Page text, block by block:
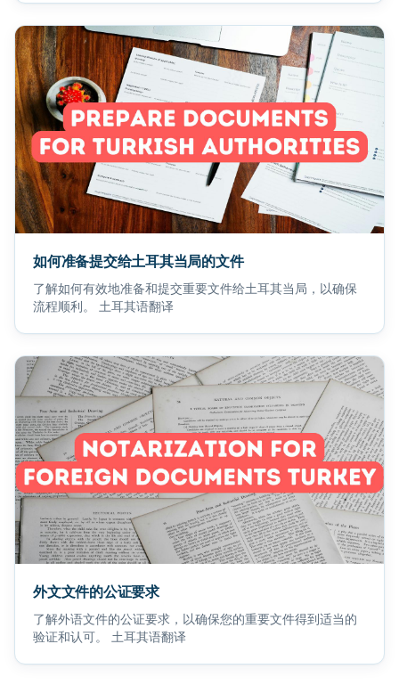
如何准备提交给土耳其当局的文件
了解如何有效地准备和提交重要文件给土耳其当局，以确保
流程顺利。 土耳其语翻译
外文文件的公证要求
了解外语文件的公证要求，以确保您的重要文件得到适当的
验证和认可。 土耳其语翻译